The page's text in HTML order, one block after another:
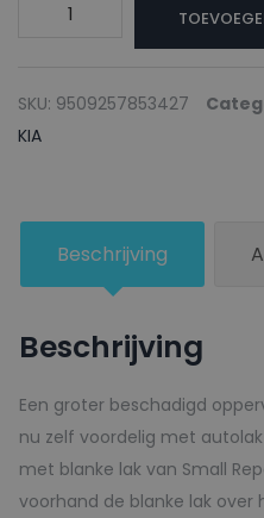
Blanke
lak
SAMBA
GREEN
-
aantal
SKU: 9509257853427
KIA
Beschrijving
Beschrijving
Een groter beschadigd
nu zelf voordelig met
met blanke lak van Small
voorhand de blanke lak